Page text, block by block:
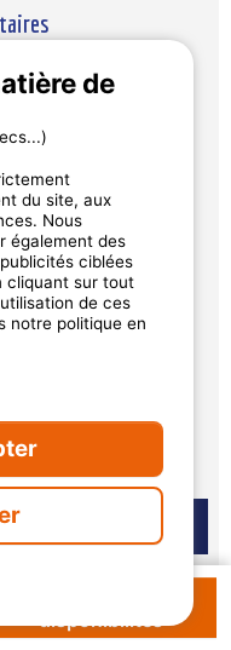
disponibilités
prix
de
du site, aux
Nous
également des
ciblées
cliquant sur tout
de ces
notre politique en